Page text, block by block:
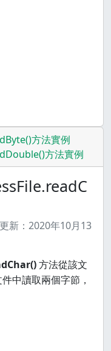
方法實例
方法實例
新： 2020年10月13
方法從該文
中讀取兩個字節，